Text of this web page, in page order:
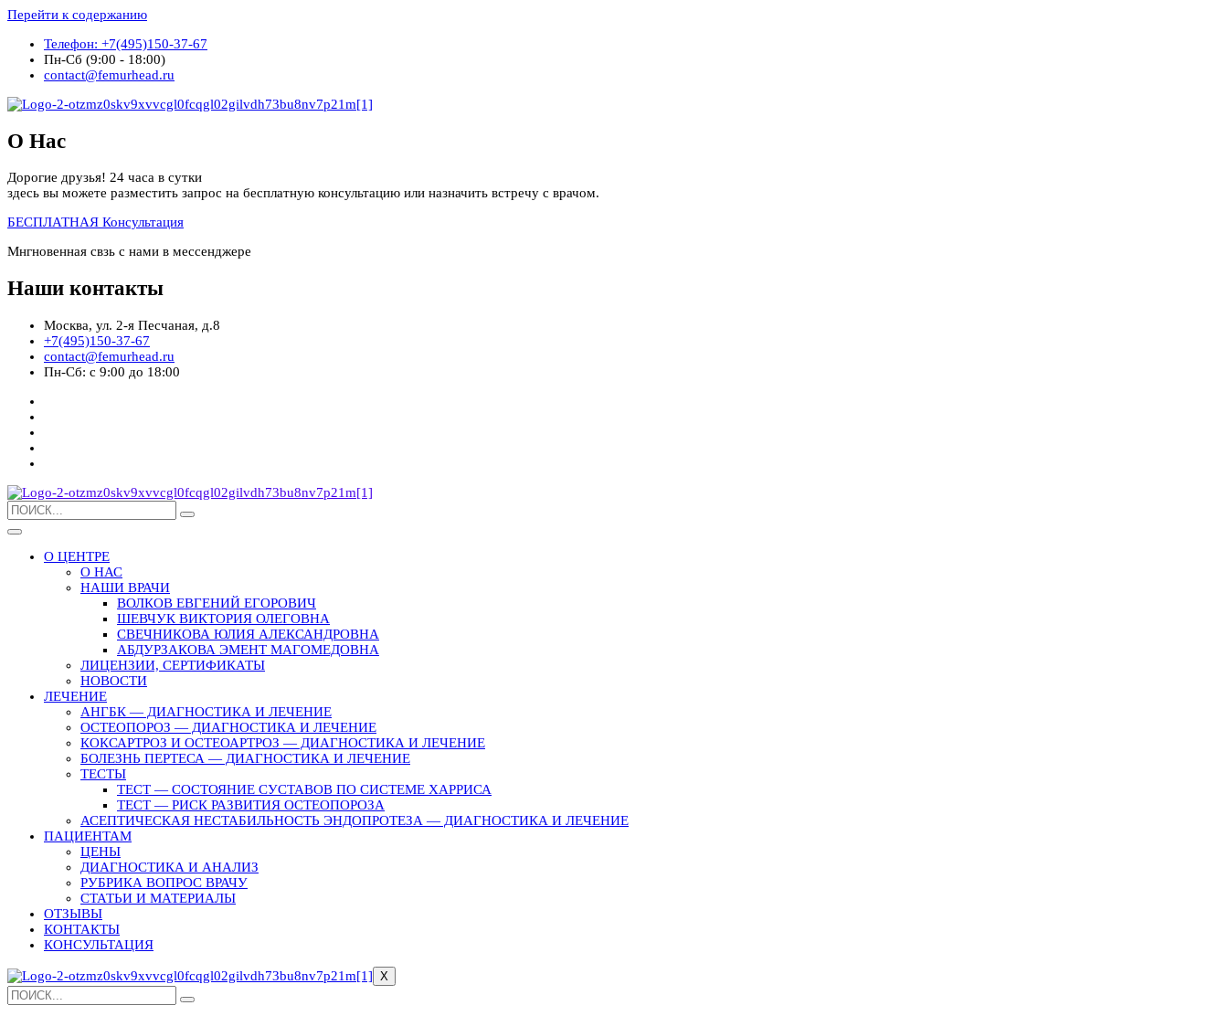
Перейти к содержанию
Телефон: +7(495)150-37-67
Пн-Сб (9:00 - 18:00)
contact@femurhead.ru
О Нас
Дорогие друзья! 24 часа в сутки
здесь вы можете разместить запрос на бесплатную консультацию или назначить встречу с врачом.
БЕСПЛАТНАЯ Консультация
Мнгновенная свзь с нами в мессенджере
Наши контакты
Москва, ул. 2-я Песчаная, д.8
+7(495)150-37-67
contact@femurhead.ru
Пн-Сб: с 9:00 до 18:00
О ЦЕНТРЕ
О НАС
НАШИ ВРАЧИ
ВОЛКОВ ЕВГЕНИЙ ЕГОРОВИЧ
ШЕВЧУК ВИКТОРИЯ ОЛЕГОВНА
СВЕЧНИКОВА ЮЛИЯ АЛЕКСАНДРОВНА
АБДУРЗАКОВА ЭМЕНТ МАГОМЕДОВНА
ЛИЦЕНЗИИ, СЕРТИФИКАТЫ
НОВОСТИ
ЛЕЧЕНИЕ
АНГБК — ДИАГНОСТИКА И ЛЕЧЕНИЕ
ОСТЕОПОРОЗ — ДИАГНОСТИКА И ЛЕЧЕНИЕ
КОКСАРТРОЗ И ОСТЕОАРТРОЗ — ДИАГНОСТИКА И ЛЕЧЕНИЕ
БОЛЕЗНЬ ПЕРТЕСА — ДИАГНОСТИКА И ЛЕЧЕНИЕ
ТЕСТЫ
ТЕСТ — СОСТОЯНИЕ СУСТАВОВ ПО СИСТЕМЕ ХАРРИСА
ТЕСТ — РИСК РАЗВИТИЯ ОСТЕОПОРОЗА
АСЕПТИЧЕСКАЯ НЕСТАБИЛЬНОСТЬ ЭНДОПРОТЕЗА — ДИАГНОСТИКА И ЛЕЧЕНИЕ
ПАЦИЕНТАМ
ЦЕНЫ
ДИАГНОСТИКА И АНАЛИЗ
РУБРИКА ВОПРОС ВРАЧУ
СТАТЬИ И МАТЕРИАЛЫ
ОТЗЫВЫ
КОНТАКТЫ
КОНСУЛЬТАЦИЯ
X